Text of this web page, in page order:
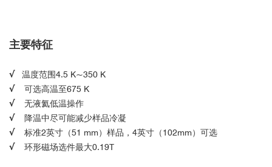
主要特征
√ 温度范围4.5 K~350 K
√ 可选高温至675 K
√ 无液氦低温操作
√
降温中尽可能减少样品冷凝
√ 标准2英寸（51 mm）样品，4英寸（102mm）可选
√ 环形磁场选件最大0.19T